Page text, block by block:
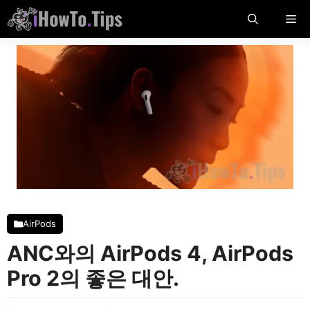
텐
츠
메
AirPods
ANC와의 AirPods 4, AirPods
Pro 2의 좋은 대안.